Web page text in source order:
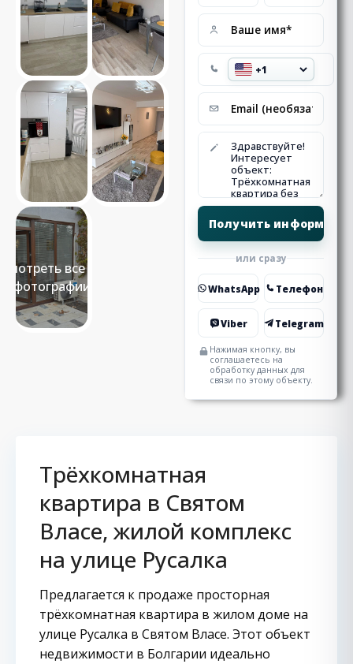
Смотреть все 18
фотографии
или сразу
WhatsApp Телефон
Viber Telegram
Нажимая кнопку, вы
соглашаетесь на
обработку данных для
связи по этому объекту.
Трёхкомнатная
квартира в Святом
Власе, жилой комплекс
на улице Русалка
Предлагается к продаже просторная
трёхкомнатная квартира в жилом доме на
улице Русалка в Святом Власе. Этот объект
недвижимости в Болгарии идеально